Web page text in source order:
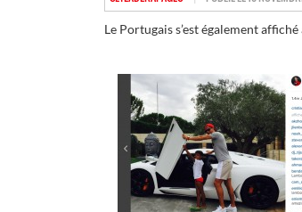
Le Portugais s’est également